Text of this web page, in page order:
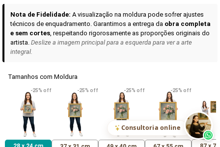
VER DETALHES
Madona de Loreto
R$ 538,42
VER DETALHES
Narciso- caravaggio
R$ 365,92
VER
Maria
uma Rosa
R$ 365,92
Consultoria online
Nota de Fidelidade: A visualização na moldura pode sofrer ajustes
técnicos de enquadramento. Garantimos a entrega da obra completa
e sem cortes, respeitando rigorosamente as proporções originais do
artista. Deslize a imagem principal para a esquerda para ver a arte
integral.
Tamanhos com Moldura
-25% off -25% off -25% off -25% off